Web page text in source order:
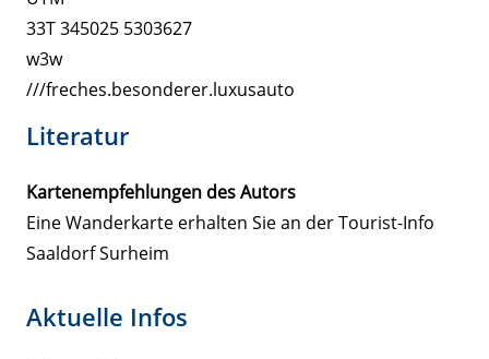
33T 345025 5303627
w3w
///freches.besonderer.luxusauto
Literatur
Kartenempfehlungen des Autors
Eine Wanderkarte erhalten Sie an der Tourist-Info
Saaldorf Surheim
Aktuelle Infos